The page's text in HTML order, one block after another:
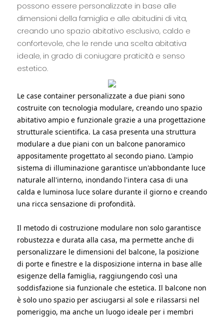
possono essere personalizzate in base alle
dimensioni della famiglia e alle abitudini di vita,
creando uno spazio abitativo esclusivo, caldo e
confortevole, che le rende una scelta abitativa
ideale, in grado di coniugare praticità e senso
estetico.
Le case container personalizzate a due piani sono
costruite con tecnologia modulare, creando uno spazio
abitativo ampio e funzionale grazie a una progettazione
strutturale scientifica. La casa presenta una struttura
modulare a due piani con un balcone panoramico
appositamente progettato al secondo piano. L'ampio
sistema di illuminazione garantisce un'abbondante luce
naturale all'interno, inondando l'intera casa di una
calda e luminosa luce solare durante il giorno e creando
una ricca sensazione di profondità.
Il metodo di costruzione modulare non solo garantisce
robustezza e durata alla casa, ma permette anche di
personalizzare le dimensioni del balcone, la posizione
di porte e finestre e la disposizione interna in base alle
esigenze della famiglia, raggiungendo così una
soddisfazione sia funzionale che estetica. Il balcone non
è solo uno spazio per asciugarsi al sole e rilassarsi nel
pomeriggio, ma anche un luogo ideale per i membri